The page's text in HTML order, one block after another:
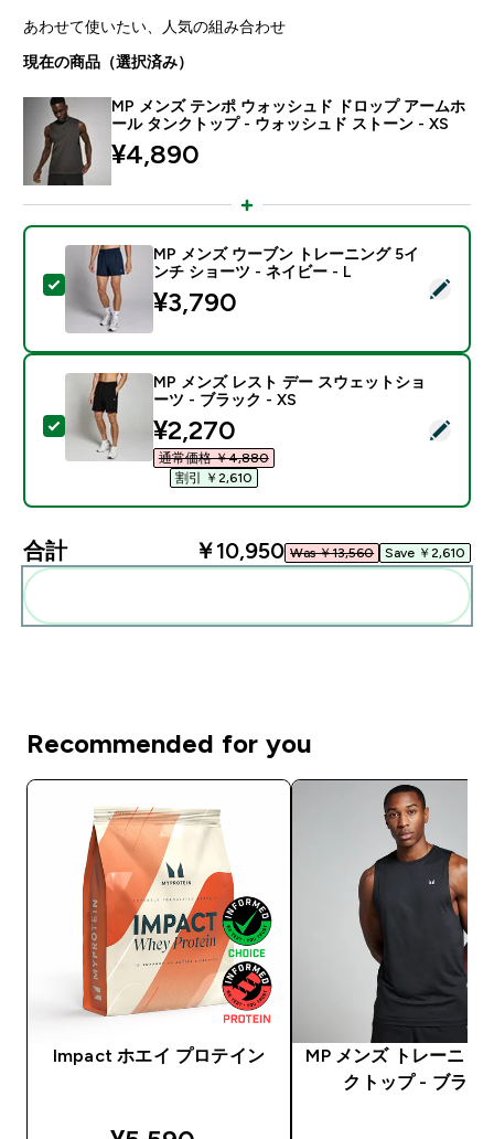
あわせて使いたい、人気の組み合わせ
現在の商品（選択済み）
MP メンズ テンポ ウォッシュド ドロップ アームホ
ール タンクトップ - ウォッシュド ストーン - XS
¥4,890‎
この商品を選択 - MP メンズ ウーブン トレーニング
MP メンズ ウーブン トレーニング 5イ
ンチ ショーツ - ネイビー - L
¥3,790‎
この商品を選択 - MP メンズ レスト デー スウェット
MP メンズ レスト デー スウェットショ
ーツ - ブラック - XS
discounted price
¥2,270‎
通常価格 ￥4,880‎
割引 ￥2,610‎
合計 ￥10,950‎ Was ￥13,560‎ Save ￥2,610‎
Recommended for you
Impact ホエイ プロテイン
MP メンズ トレーニン
クトップ - ブラッ